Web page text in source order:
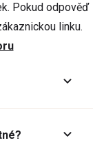
Pokud odpověď
linku.